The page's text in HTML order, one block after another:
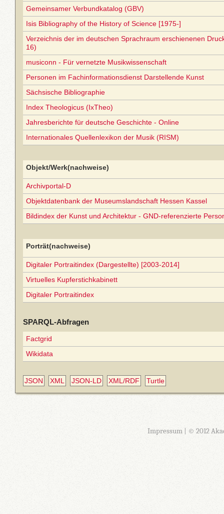
Gemeinsamer Verbundkatalog (GBV)
Isis Bibliography of the History of Science [1975-]
Verzeichnis der im deutschen Sprachraum erschienenen
16)
musiconn - Für vernetzte Musikwissenschaft
Personen im Fachinformationsdienst Darstellende Kunst
Sächsische Bibliographie
Index Theologicus (IxTheo)
Jahresberichte für deutsche Geschichte - Online
Internationales Quellenlexikon der Musik (RISM)
Objekt/Werk(nachweise)
Archivportal-D
Objektdatenbank der Museumslandschaft Hessen Kassel
Bildindex der Kunst und Architektur - GND-referenzierte
Porträt(nachweise)
Digitaler Portraitindex (Dargestellte) [2003-2014]
Virtuelles Kupferstichkabinett
Digitaler Portraitindex
SPARQL-Abfragen
Factgrid
Wikidata
JSON XML JSON-LD XML/RDF Turtle
Impressum| © 2012